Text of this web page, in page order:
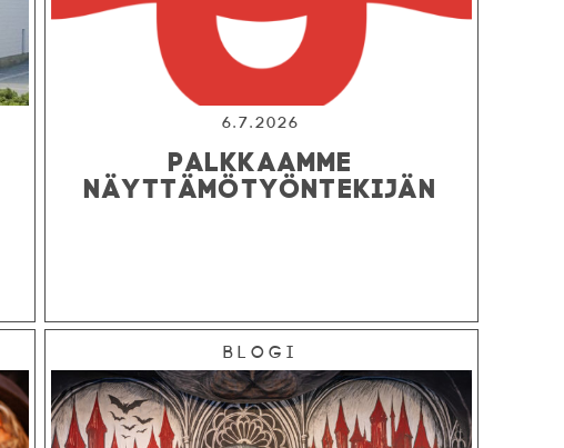
6.7.2026
PALKKAAMME
NÄYTTÄMÖTYÖNTEKIJÄN
Blogi